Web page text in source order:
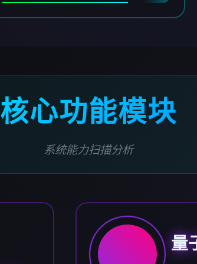
核心功能模块
系统能力扫描分析
量